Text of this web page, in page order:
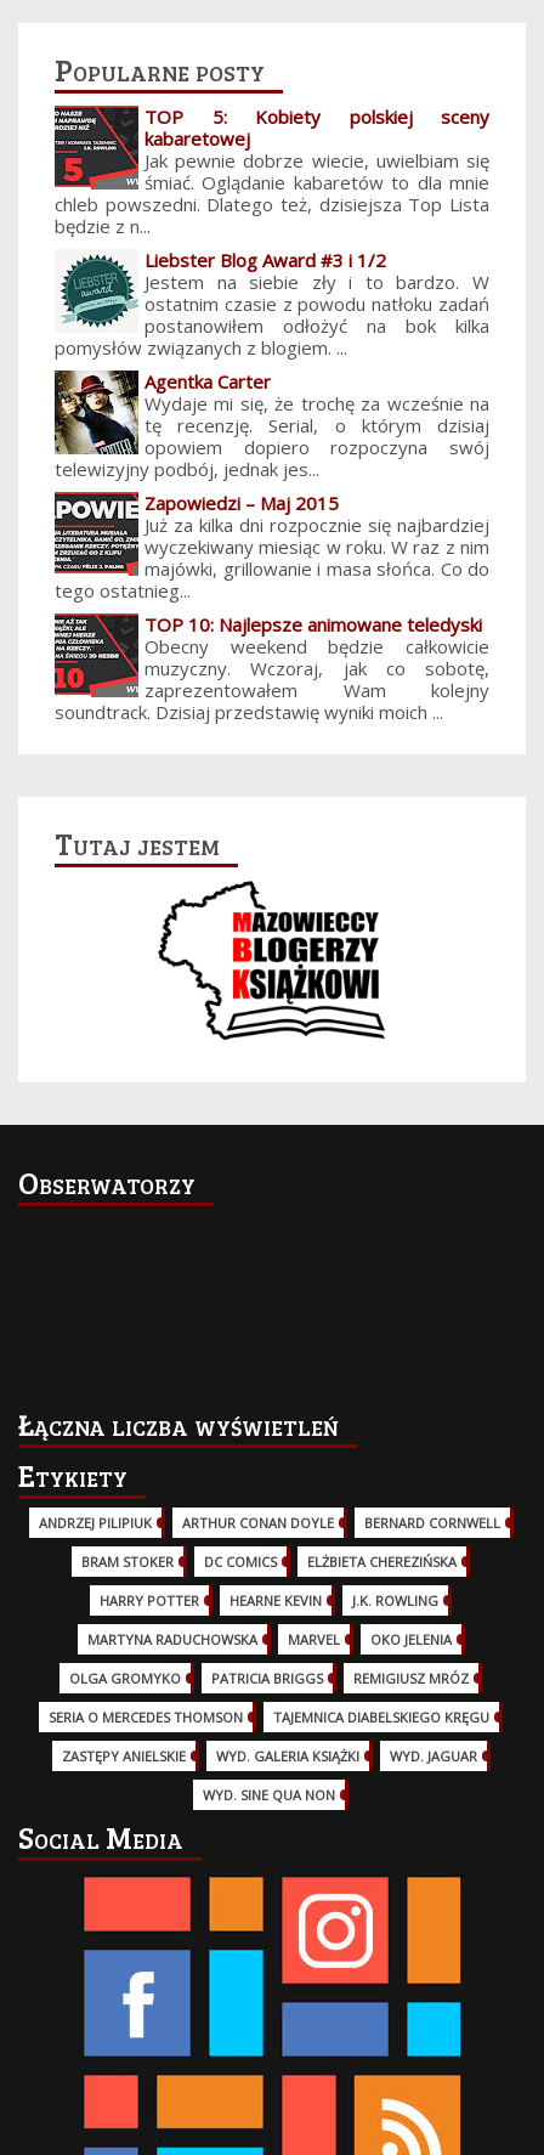
Popularne posty
TOP 5: Kobiety polskiej sceny
kabaretowej
Jak pewnie dobrze wiecie, uwielbiam się
śmiać. Oglądanie kabaretów to dla mnie
chleb powszedni. Dlatego też, dzisiejsza Top Lista
będzie z n...
Liebster Blog Award #3 i 1/2
Jestem na siebie zły i to bardzo. W
ostatnim czasie z powodu natłoku zadań
postanowiłem odłożyć na bok kilka
pomysłów związanych z blogiem. ...
Agentka Carter
Wydaje mi się, że trochę za wcześnie na
tę recenzję. Serial, o którym dzisiaj
opowiem dopiero rozpoczyna swój
telewizyjny podbój, jednak jes...
Zapowiedzi – Maj 2015
Już za kilka dni rozpocznie się najbardziej
wyczekiwany miesiąc w roku. W raz z nim
majówki, grillowanie i masa słońca. Co do
tego ostatnieg...
TOP 10: Najlepsze animowane teledyski
Obecny weekend będzie całkowicie
muzyczny. Wczoraj, jak co sobotę,
zaprezentowałem Wam kolejny
soundtrack. Dzisiaj przedstawię wyniki moich ...
Tutaj jestem
Obserwatorzy
Łączna liczba wyświetleń
Etykiety
ANDRZEJ PILIPIUK (29)ARTHUR CONAN DOYLE BERNARD CORNWELL
BRAM STOKER DC COMICS (17)ELŻBIETA CHEREZIŃSKA
HARRY POTTER (13)HEARNE KEVIN J.K. ROWLING
MARTYNA RADUCHOWSKA MARVEL (32)OKO JELENIA
OLGA GROMYKO PATRICIA BRIGGS (12)REMIGIUSZ MRÓZ
SERIA O MERCEDES THOMSON (11)TAJEMNICA DIABELSKIEGO KRĘGU
ZASTĘPY ANIELSKIE WYD. GALERIA KSIĄŻKI WYD. JAGUAR
WYD. SINE QUA NON
Social Media